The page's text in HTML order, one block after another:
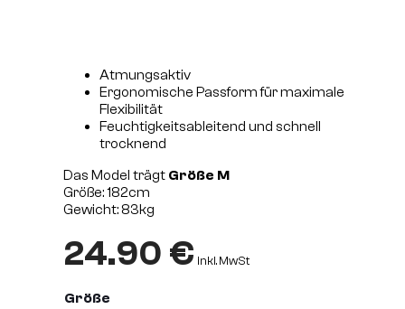
Atmungsaktiv
Ergonomische Passform für maximale
Flexibilität
Feuchtigkeitsableitend und schnell
trocknend
Das Model trägt Größe M
Größe: 182cm
Gewicht: 83kg
24.90 € inkl. MwSt
Größe